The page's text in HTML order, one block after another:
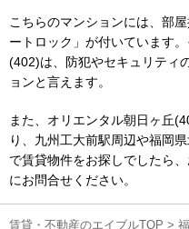
こちらのマンションには、部
ートロック」が付いています
(402)は、防犯やセキュリティ
ョンと言えます。
また、オリエンタル朝日ヶ丘
り、九州工大前駅周辺や福岡
で賃貸物件をお探しでしたら
にお問合せください。
賃貸・不動産のエイブルTOP >